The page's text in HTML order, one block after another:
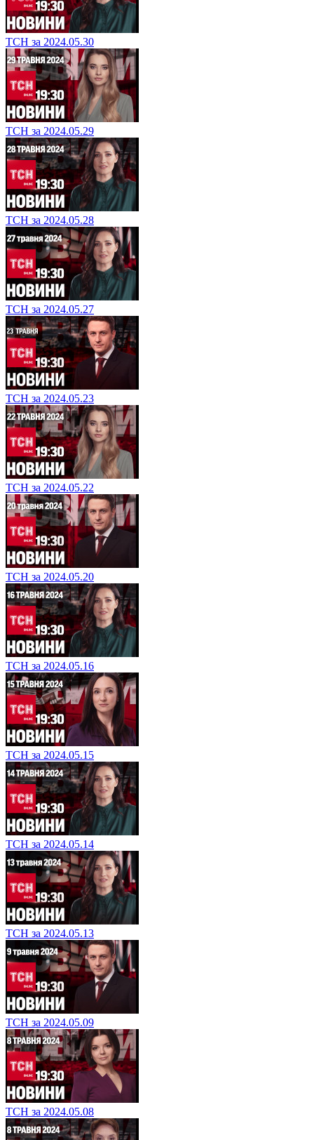
ТСН за 2024.05.30
ТСН за 2024.05.29
ТСН за 2024.05.28
ТСН за 2024.05.27
ТСН за 2024.05.23
ТСН за 2024.05.22
ТСН за 2024.05.20
ТСН за 2024.05.16
ТСН за 2024.05.15
ТСН за 2024.05.14
ТСН за 2024.05.13
ТСН за 2024.05.09
ТСН за 2024.05.08